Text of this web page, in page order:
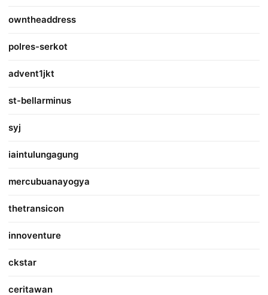
owntheaddress
polres-serkot
advent1jkt
st-bellarminus
syj
iaintulungagung
mercubuanayogya
thetransicon
innoventure
ckstar
ceritawan